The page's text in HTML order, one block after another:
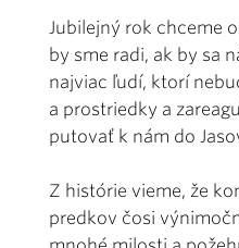
Jubilejný rok chceme
by sme radi, ak by sa
najviac ľudí, ktorí
a prostriedky a
putovať k nám do
Z histórie vieme, že
predkov čosi